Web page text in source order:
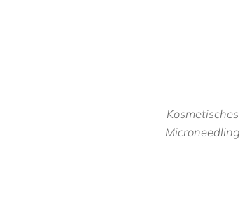
Kosmetisches
Microneedling